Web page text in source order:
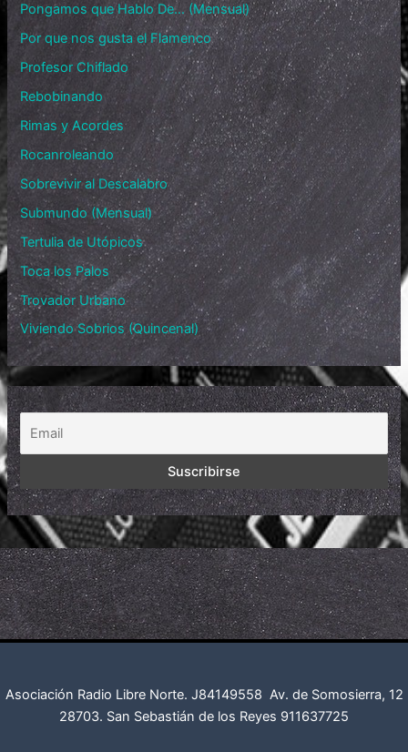
Pongamos que Hablo De… (Mensual)
Por que nos gusta el Flamenco
Profesor Chiflado
Rebobinando
Rimas y Acordes
Rocanroleando
Sobrevivir al Descalabro
Submundo (Mensual)
Tertulia de Utópicos
Toca los Palos
Trovador Urbano
Viviendo Sobrios (Quincenal)
Asociación Radio Libre Norte. J84149558 Av. de Somosierra, 12
28703. San Sebastián de los Reyes 911637725